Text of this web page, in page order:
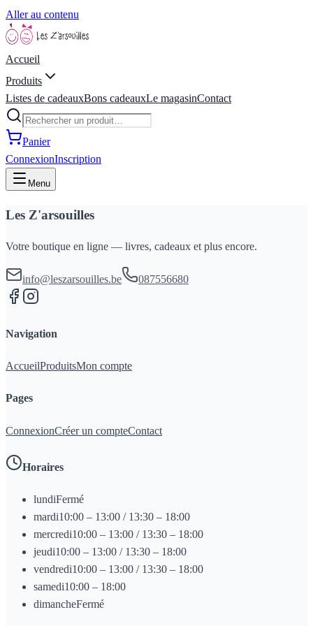
Aller au contenu
Accueil
Produits
Listes de cadeauxBons cadeauxLe magasinContact
Panier
ConnexionInscription
Menu
Les Z'arsouilles
Votre boutique en ligne — livres, cadeaux et plus encore.
info@leszarsouilles.be 087556680
Navigation
AccueilProduitsMon compte
Pages
ConnexionCréer un compteContact
Horaires
lundiFermé
mardi10:00 – 13:00 / 13:30 – 18:00
mercredi10:00 – 13:00 / 13:30 – 18:00
jeudi10:00 – 13:00 / 13:30 – 18:00
vendredi10:00 – 13:00 / 13:30 – 18:00
samedi10:00 – 18:00
dimancheFermé